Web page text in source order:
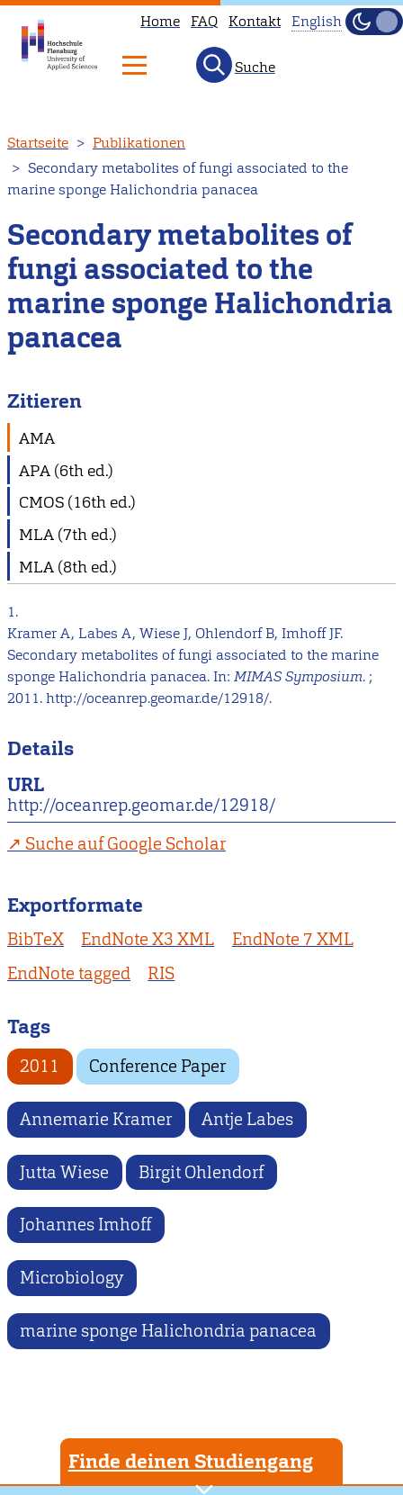
zum
Inhalt
Home FAQ Kontakt
available
English.
Head
our
English
Hell
Suche
Startseite
Publikationen
Secondary metabolites of fungi associated to the
marine sponge Halichondria panacea
Secondary metabolites of
fungi associated to the
marine sponge Halichondria
panacea
Zitieren
AMA
APA (6th ed.)
CMOS (16th ed.)
MLA (7th ed.)
MLA (8th ed.)
1.
Kramer A, Labes A, Wiese J, Ohlendorf B, Imhoff JF.
Secondary metabolites of fungi associated to the marine
sponge Halichondria panacea. In: MIMAS Symposium. ;
2011. http://oceanrep.geomar.de/12918/.
Details
URL
http://oceanrep.geomar.de/12918/
Suche auf Google Scholar
Exportformate
BibTeX EndNote X3 XML
EndNote 7 XML
EndNote tagged
RIS
Tags
2011 Conference Paper
Annemarie Kramer Antje Labes
Jutta Wiese Birgit Ohlendorf
Johannes Imhoff
Microbiology
marine sponge Halichondria panacea
Finde deinen Studiengang